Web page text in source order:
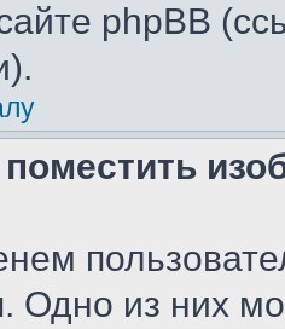
phpBB
поместить
Одно из них